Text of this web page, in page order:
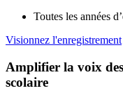
Toutes les années
Visionnez l'enregistrement
Amplifier la voix
scolaire